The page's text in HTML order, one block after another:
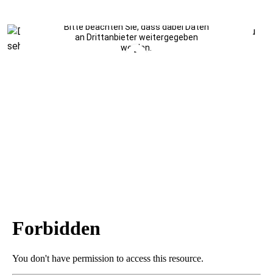
Ardagh Glass GmbH Bad Münder
Bitte beachten Sie, dass dabei Daten
an Drittanbieter weitergegeben
werden.